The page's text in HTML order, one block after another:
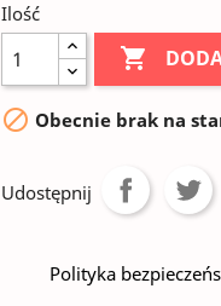
Ilość

 Obecnie brak na
Udostępnij
Polityka